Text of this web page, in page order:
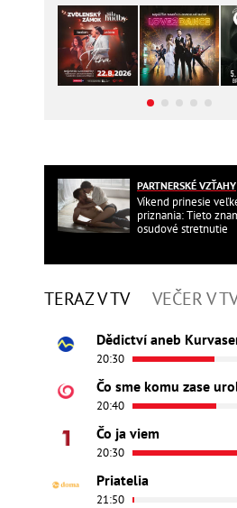
PARTNERSKÉ VZŤAHY
Víkend prinesie
priznania: Tieto
osudové stretnutie
TERAZ V TV VEČER V
Dědictví aneb
20:30
Čo sme komu zase
20:40
Čo ja viem
20:30
Priatelia
21:50